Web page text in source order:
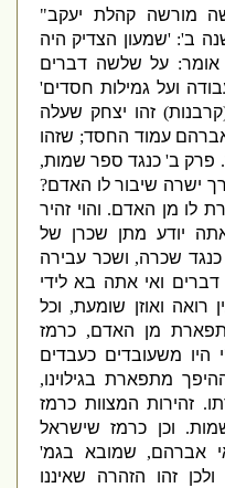
מורשה קהלת יעקב"
ב ': 'שמעון הצדיקהיה
: על שלשה דברים
ועל גמילות חסדים'
)זהו יצחק שעלה
עמוד החסד;שזהו
ב'כנגד ספר שמות,
ישרה שיבור לו האדם?
לו מן האדם.והוי זהיר
יודע מתן שכרן של
שכרה,ושכר עבירה
ואי אתה בא לידי
רואה ואוזן שומעת,וכל
מן האדם,כרמז
משעובדים כעבדים
מתפארת בגילוינו,
.זהירות המצוות כרמז
.וכן כרמז שישראל
אברהם,שמובא בגמ'
זהו הזהרה שאיננו